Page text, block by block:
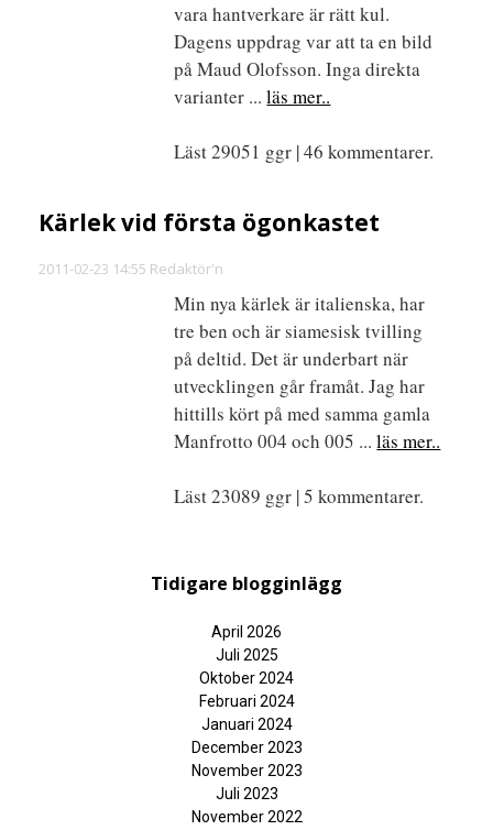
vara hantverkare är rätt kul.
Dagens uppdrag var att ta en bild
på Maud Olofsson. Inga direkta
varianter ...läs mer..
Läst 29051 ggr | 46 kommentarer.
Kärlek vid första ögonkastet
2011-02-23 14:55 Redaktör'n
Min nya kärlek är italienska, har
tre ben och är siamesisk tvilling
på deltid. Det är underbart när
utvecklingen går framåt. Jag har
hittills kört på med samma gamla
Manfrotto 004 och 005 ...läs mer..
Läst 23089 ggr | 5 kommentarer.
Tidigare blogginlägg
April 2026
Juli 2025
Oktober 2024
Februari 2024
Januari 2024
December 2023
November 2023
Juli 2023
November 2022